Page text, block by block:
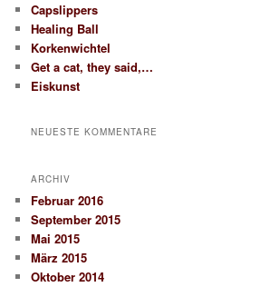
n
Capslippers
Healing Ball
Korkenwichtel
Get a cat, they said,…
Eiskunst
NEUESTE KOMMENTARE
ARCHIV
Februar 2016
September 2015
Mai 2015
März 2015
Oktober 2014